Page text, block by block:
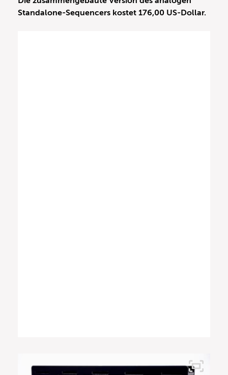
Standalone-Sequencers kostet 176,00 US-Dollar.